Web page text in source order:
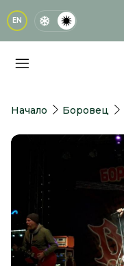
EN
Начало Боровец